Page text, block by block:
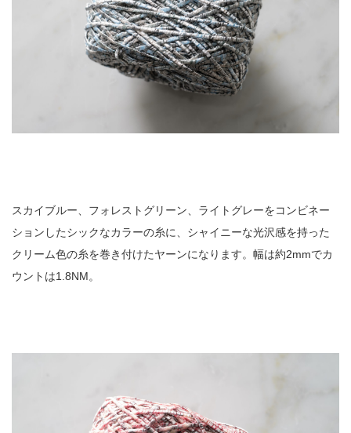
スカイブルー、フォレストグリーン、ライトグレーをコンビネー
ションしたシックなカラーの糸に、シャイニーな光沢感を持った
クリーム色の糸を巻き付けたヤーンになります。幅は約2mmでカ
ウントは1.8NM。